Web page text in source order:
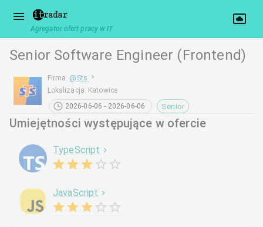
Agregator ofert pracy w IT
Senior Software Engineer (Frontend)
Firma: @ Sts
Lokalizacja: Katowice
2026-06-06 - 2026-06-06
Senior
Umiejętności występujące w ofercie
TypeScript
JavaScript